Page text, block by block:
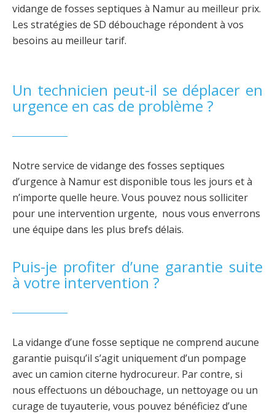
vidange de fosses septiques à Namur au meilleur prix.
Les stratégies de SD débouchage répondent à vos
besoins au meilleur tarif.
Un technicien peut-il se déplacer en
urgence en cas de problème ?
Notre service de vidange des fosses septiques
d’urgence à Namur est disponible tous les jours et à
n’importe quelle heure. Vous pouvez nous solliciter
pour une intervention urgente, nous vous enverrons
une équipe dans les plus brefs délais.
Puis-je profiter d’une garantie suite
à votre intervention ?
La vidange d’une fosse septique ne comprend aucune
garantie puisqu’il s’agit uniquement d’un pompage
avec un camion citerne hydrocureur. Par contre, si
nous effectuons un débouchage, un nettoyage ou un
curage de tuyauterie, vous pouvez bénéficiez d’une